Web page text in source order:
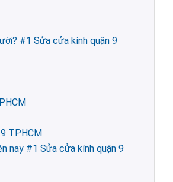
#1 Sửa cửa kính quận 9
TPHCM
nay #1 Sửa cửa kính quận 9